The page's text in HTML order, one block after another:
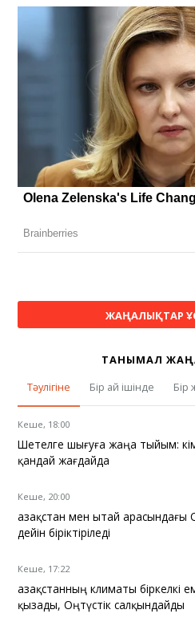
ЖАҢАЛЫҚТАР
ТАНЫМАЛ
Тәулігіне
Бір ай ішінде Бір
Кеше, 18:00
Шетелге шығуға жаңа тыйым:
қандай жағдайда
Кеше, 20:00
Қазақстан мен Қытай
дейін біріктіріледі
Кеше, 17:22
Қазақстанның климаты біркелкі
қызады, Оңтүстік салқындайды